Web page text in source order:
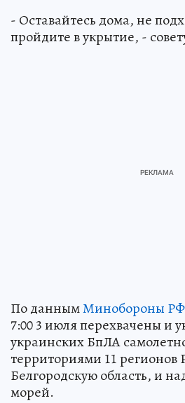
- Оставайтесь дома, не
пройдите в укрытие, -
По даннымМинобороны РФ
7:00 3 июля перехвачены и
украинских БпЛА
территориями 11 регионов
Белгородскую область, и
морей.